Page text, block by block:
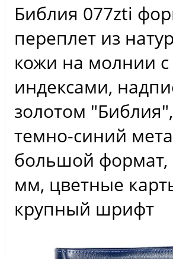
Библия 077zti
переплет из
кожи на молнии с
индексами,
золотом
темно-синий
большой формат,
мм, цветные
крупный шрифт